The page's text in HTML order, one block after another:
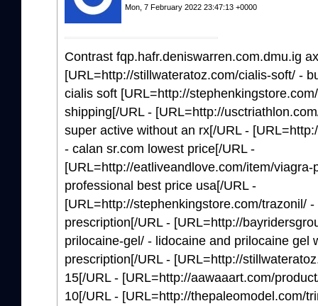
Mon, 7 February 2022 23:47:13 +0000
Contrast fqp.hafr.deniswarren.com.dmu.ig
[URL=http://stillwateratoz.com/cialis-soft/ -
cialis soft [URL=http://
shipping[/URL - [URL=http://
super active without an rx[/URL -
- calan sr.com lowest price[/URL -
[URL=http://eatliveandlove.com/item/
professional best price usa[/URL -
[URL=http://stephenkingstore.com/trazonil/
prescription[/URL - [URL=http://
prilocaine-gel/ - lidocaine and prilocaine gel
prescription[/URL - [URL=http://
15[/URL - [URL=http://aawaaart.com/
10[/URL - [URL=http://thepaleomodel.com/